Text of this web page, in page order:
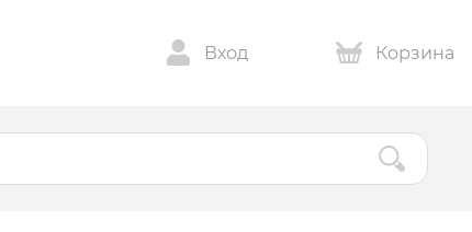
Вход Корзина